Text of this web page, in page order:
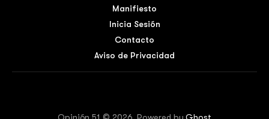
Manifiesto
Inicia Sesión
Contacto
Aviso de Privacidad